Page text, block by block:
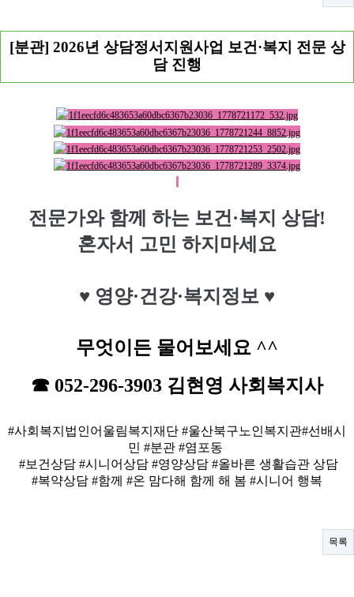
[분관] 2026년 상담정서지원사업 보건·복지 전문 상
담 진행
전문가와 함께 하는 보건·복지 상담!
혼자서 고민 하지마세요
♥ 영양·건강·복지정보 ♥
무엇이든 물어보세요 ^^
☎ 052-296-3903 김현영 사회복지사
#사회복지법인어울림복지재단 #울산북구노인복지관#선배시
민 #분관 #염포동
#보건상담 #시니어상담 #영양상담 #올바른 생활습관 상담
#복약상담 #함께 #온 맘다해 함께 해 봄 #시니어 행복
목록